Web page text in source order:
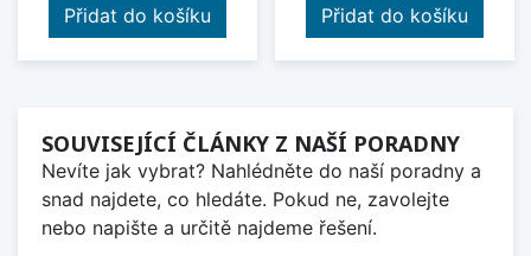
Přidat do košíku Přidat do košíku
SOUVISEJÍCÍ ČLÁNKY Z NAŠÍ PORADNY
Nevíte jak vybrat? Nahlédněte do naší poradny a
snad najdete, co hledáte. Pokud ne, zavolejte
nebo napište a určitě najdeme řešení.